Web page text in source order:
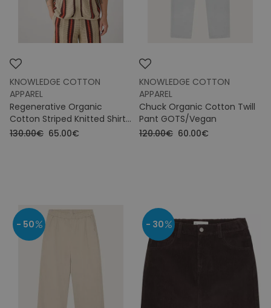
KNOWLEDGE COTTON
APPAREL
Regenerative Organic
Cotton Striped Knitted Shirt
GOTS/Vegan
130.00€ 65.00€
KNOWLEDGE COTTON
APPAREL
Chuck Organic Cotton Twill
Pant GOTS/Vegan
120.00€ 60.00€
- 50 - 30